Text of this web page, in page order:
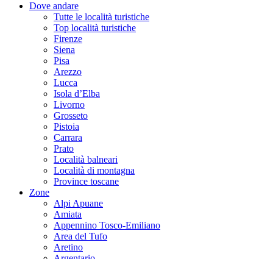
Dove andare
Tutte le località turistiche
Top località turistiche
Firenze
Siena
Pisa
Arezzo
Lucca
Isola d’Elba
Livorno
Grosseto
Pistoia
Carrara
Prato
Località balneari
Località di montagna
Province toscane
Zone
Alpi Apuane
Amiata
Appennino Tosco-Emiliano
Area del Tufo
Aretino